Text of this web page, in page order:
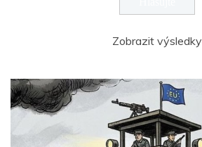
Zobrazit výsledky